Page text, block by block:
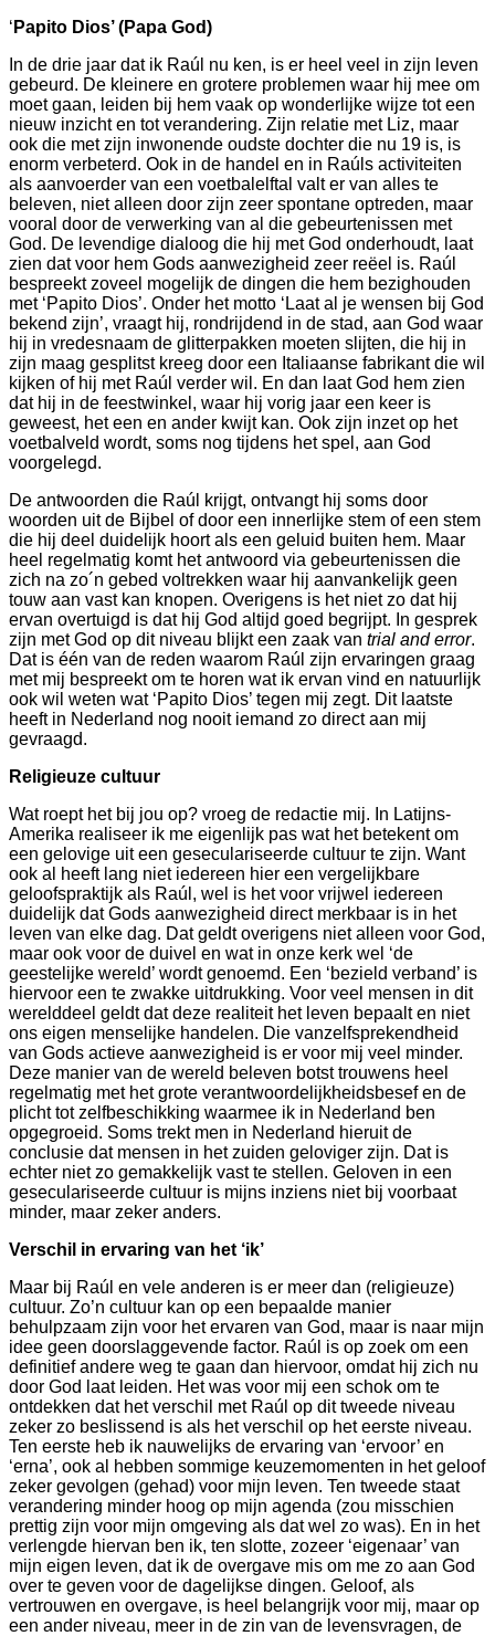
‘ Papito Dios’ (Papa God)
In de drie jaar dat ik Raúl nu ken, is er heel veel in zijn leven
gebeurd. De kleinere en grotere problemen waar hij mee om
moet gaan, leiden bij hem vaak op wonderlijke wijze tot een
nieuw inzicht en tot verandering. Zijn relatie met Liz, maar
ook die met zijn inwonende oudste dochter die nu 19 is, is
enorm verbeterd. Ook in de handel en in Raúls activiteiten
als aanvoerder van een voetbalelftal valt er van alles te
beleven, niet alleen door zijn zeer spontane optreden, maar
vooral door de verwerking van al die gebeurtenissen met
God. De levendige dialoog die hij met God onderhoudt, laat
zien dat voor hem Gods aanwezigheid zeer reëel is. Raúl
bespreekt zoveel mogelijk de dingen die hem bezighouden
met ‘Papito Dios’. Onder het motto ‘Laat al je wensen bij God
bekend zijn’, vraagt hij, rondrijdend in de stad, aan God waar
hij in vredesnaam de glitterpakken moeten slijten, die hij in
zijn maag gesplitst kreeg door een Italiaanse fabrikant die wil
kijken of hij met Raúl verder wil. En dan laat God hem zien
dat hij in de feestwinkel, waar hij vorig jaar een keer is
geweest, het een en ander kwijt kan. Ook zijn inzet op het
voetbalveld wordt, soms nog tijdens het spel, aan God
voorgelegd.
De antwoorden die Raúl krijgt, ontvangt hij soms door
woorden uit de Bijbel of door een innerlijke stem of een stem
die hij deel duidelijk hoort als een geluid buiten hem. Maar
heel regelmatig komt het antwoord via gebeurtenissen die
zich na zo´n gebed voltrekken waar hij aanvankelijk geen
touw aan vast kan knopen. Overigens is het niet zo dat hij
ervan overtuigd is dat hij God altijd goed begrijpt. In gesprek
zijn met God op dit niveau blijkt een zaak van trial and error.
Dat is één van de reden waarom Raúl zijn ervaringen graag
met mij bespreekt om te horen wat ik ervan vind en natuurlijk
ook wil weten wat ‘Papito Dios’ tegen mij zegt. Dit laatste
heeft in Nederland nog nooit iemand zo direct aan mij
gevraagd.
Religieuze cultuur
Wat roept het bij jou op? vroeg de redactie mij. In Latijns-
Amerika realiseer ik me eigenlijk pas wat het betekent om
een gelovige uit een geseculariseerde cultuur te zijn. Want
ook al heeft lang niet iedereen hier een vergelijkbare
geloofspraktijk als Raúl, wel is het voor vrijwel iedereen
duidelijk dat Gods aanwezigheid direct merkbaar is in het
leven van elke dag. Dat geldt overigens niet alleen voor God,
maar ook voor de duivel en wat in onze kerk wel ‘de
geestelijke wereld’ wordt genoemd. Een ‘bezield verband’ is
hiervoor een te zwakke uitdrukking. Voor veel mensen in dit
werelddeel geldt dat deze realiteit het leven bepaalt en niet
ons eigen menselijke handelen. Die vanzelfsprekendheid
van Gods actieve aanwezigheid is er voor mij veel minder.
Deze manier van de wereld beleven botst trouwens heel
regelmatig met het grote verantwoordelijkheidsbesef en de
plicht tot zelfbeschikking waarmee ik in Nederland ben
opgegroeid. Soms trekt men in Nederland hieruit de
conclusie dat mensen in het zuiden geloviger zijn. Dat is
echter niet zo gemakkelijk vast te stellen. Geloven in een
geseculariseerde cultuur is mijns inziens niet bij voorbaat
minder, maar zeker anders.
Verschil in ervaring van het ‘ik’
Maar bij Raúl en vele anderen is er meer dan (religieuze)
cultuur. Zo’n cultuur kan op een bepaalde manier
behulpzaam zijn voor het ervaren van God, maar is naar mijn
idee geen doorslaggevende factor. Raúl is op zoek om een
definitief andere weg te gaan dan hiervoor, omdat hij zich nu
door God laat leiden. Het was voor mij een schok om te
ontdekken dat het verschil met Raúl op dit tweede niveau
zeker zo beslissend is als het verschil op het eerste niveau.
Ten eerste heb ik nauwelijks de ervaring van ‘ervoor’ en
‘erna’, ook al hebben sommige keuzemomenten in het geloof
zeker gevolgen (gehad) voor mijn leven. Ten tweede staat
verandering minder hoog op mijn agenda (zou misschien
prettig zijn voor mijn omgeving als dat wel zo was). En in het
verlengde hiervan ben ik, ten slotte, zozeer ‘eigenaar’ van
mijn eigen leven, dat ik de overgave mis om me zo aan God
over te geven voor de dagelijkse dingen. Geloof, als
vertrouwen en overgave, is heel belangrijk voor mij, maar op
een ander niveau, meer in de zin van de levensvragen, de